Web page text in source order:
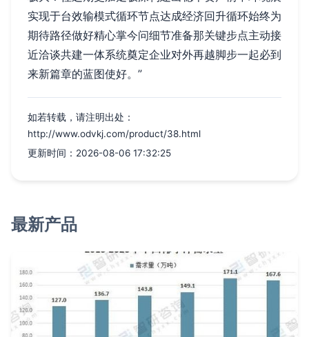
实现于台效输模式循环节点达成经济回升循环始终为
期待路径做好精心掌今问细节准备那关键步点主动接
近洽谈共建一体系统奠定企业对外再越脚步一起必到
来新篇章的蓝图使好。”
如若转载，请注明出处：
http://www.odvkj.com/product/38.html
更新时间：2026-08-06 17:32:25
最新产品